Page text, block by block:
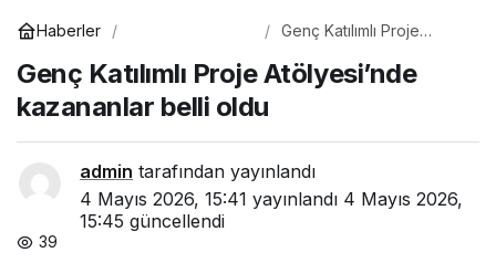
Haberler
Genç Katılımlı Proje
belli oldu
Genç Katılımlı Proje Atölyesi’nde
kazananlar belli oldu
admin tarafından yayınlandı
4 Mayıs 2026, 15:41 yayınlandı 4 Mayıs 2026,
15:45 güncellendi
39